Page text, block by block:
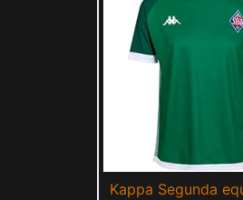
Kappa Segunda